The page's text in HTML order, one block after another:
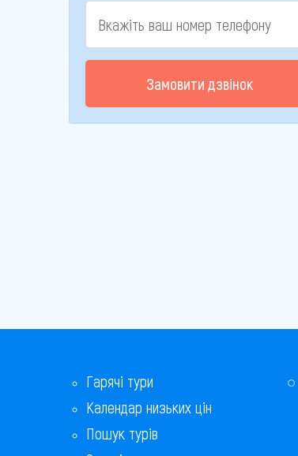
Замовити дзвінок
Гарячі тури
Календар низьких цін
Пошук турів